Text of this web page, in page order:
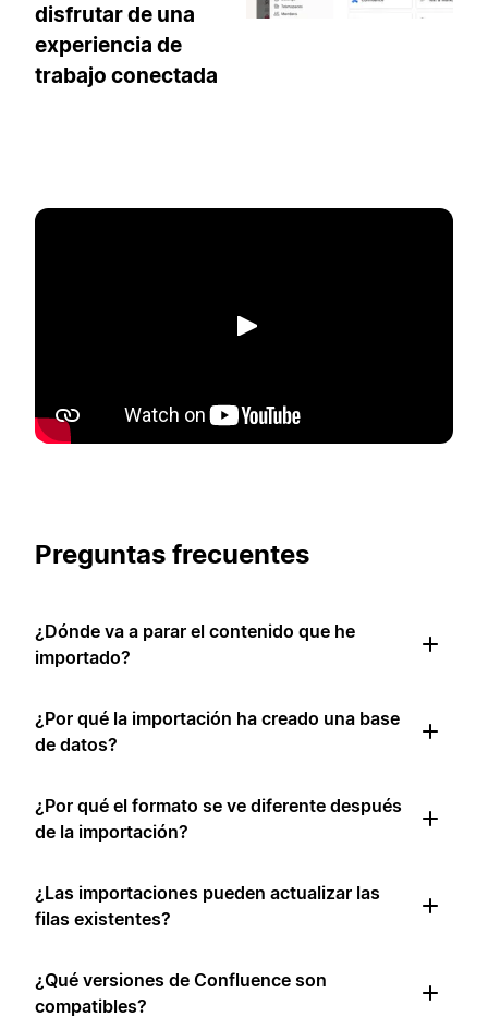
disfrutar de una
experiencia de
trabajo conectada
Reproducir
Preguntas frecuentes
¿Dónde va a parar el contenido que he
importado?
¿Por qué la importación ha creado una base
de datos?
¿Por qué el formato se ve diferente después
de la importación?
¿Las importaciones pueden actualizar las
filas existentes?
¿Qué versiones de Confluence son
compatibles?